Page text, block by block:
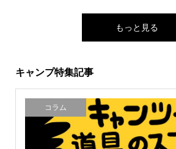
もっと見る
キャンプ特集記事
コラム